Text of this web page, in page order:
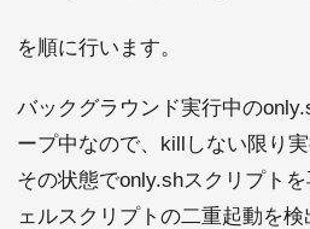
を順に行います。
バックグラウンド実行中の
ープ中なので、killしない限り
その状態でonly.shスクリプト
ェルスクリプトの二重起動を検